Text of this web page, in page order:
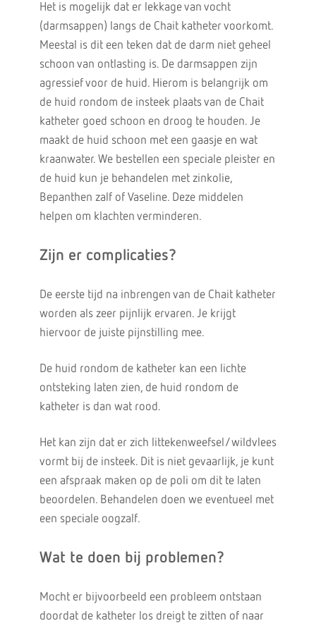
Het is mogelijk dat er lekkage van vocht
(darmsappen) langs de Chait katheter voorkomt.
Meestal is dit een teken dat de darm niet geheel
schoon van ontlasting is. De darmsappen zijn
agressief voor de huid. Hierom is belangrijk om
de huid rondom de insteek plaats van de Chait
katheter goed schoon en droog te houden. Je
maakt de huid schoon met een gaasje en wat
kraanwater. We bestellen een speciale pleister en
de huid kun je behandelen met zinkolie,
Bepanthen zalf of Vaseline. Deze middelen
helpen om klachten verminderen.
Zijn er complicaties?
De eerste tijd na inbrengen van de Chait katheter
worden als zeer pijnlijk ervaren. Je krijgt
hiervoor de juiste pijnstilling mee.
De huid rondom de katheter kan een lichte
ontsteking laten zien, de huid rondom de
katheter is dan wat rood.
Het kan zijn dat er zich littekenweefsel/wildvlees
vormt bij de insteek. Dit is niet gevaarlijk, je kunt
een afspraak maken op de poli om dit te laten
beoordelen. Behandelen doen we eventueel met
een speciale oogzalf.
Wat te doen bij problemen?
Mocht er bijvoorbeeld een probleem ontstaan
doordat de katheter los dreigt te zitten of naar